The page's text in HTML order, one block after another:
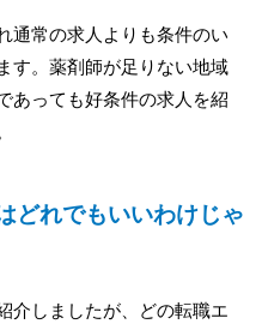
通常の求人よりも条件のい
す。薬剤師が足りない地域
あっても好条件の求人を紹
どれでもいいわけじゃ
介しましたが、どの転職エ